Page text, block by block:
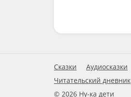
Сказки Аудиосказки
Читательский дневник
© 2026 Ну-ка дети